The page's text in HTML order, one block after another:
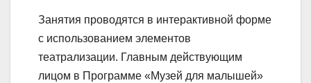
Занятия проводятся в интерактивной форме
с использованием элементов
театрализации. Главным действующим
лицом в Программе «Музей для малышей»